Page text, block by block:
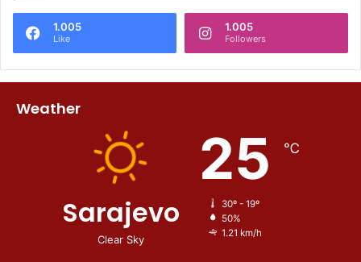
1.005
Like
1.005
Followers
Weather
Sarajevo
Clear Sky
25 ℃
30º - 19º
50%
1.21 km/h